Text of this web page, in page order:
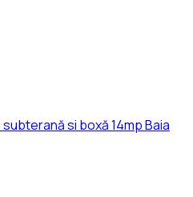
si boxă 14mp Baia